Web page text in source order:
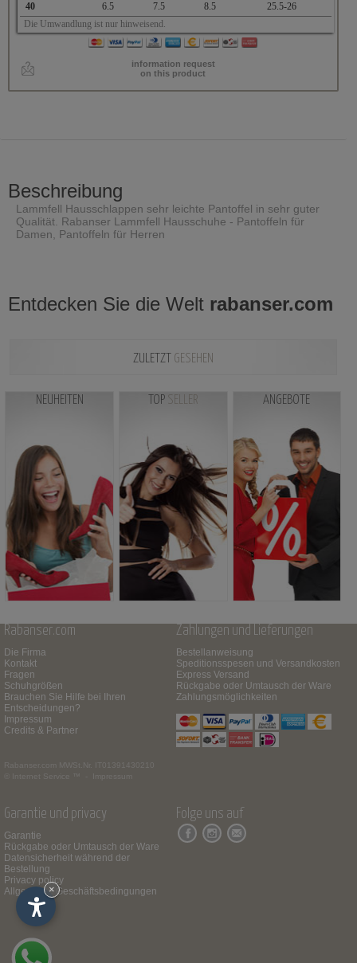
40
6.5 7.5 8.5
25.5-26
Die Umwandlung ist nur hinweisend.
information request
on this product
Beschreibung
Lammfell Hausschlappen sehr leichte Pantoffel in sehr guter
Qualität. Rabanser Lammfell Hausschuhe - Pantoffeln für
Damen, Pantoffeln für Herren
Entdecken Sie die Welt rabanser.com
ZULETZT GESEHEN
NEUHEITEN TOP SELLER ANGEBOTE
Rabanser.com
Die Firma
Kontakt
Fragen
Schuhgrößen
Brauchen Sie Hilfe bei Ihren
Entscheidungen?
Impressum
Credits & Partner
Rabanser.com
MWSt.Nr. IT01391430210
© Internet Service ™ -
Impressum
Zahlungen und Lieferungen
Bestellanweisung
Speditionsspesen und Versandkosten
Express Versand
Rückgabe oder Umtausch der Ware
Zahlungsmöglichkeiten
Garantie und privacy
Garantie
Rückgabe oder Umtausch der Ware
Datensicherheit während der
Bestellung
Privacy policy
Allgemeine Geschäftsbedingungen
Folge uns auf
×